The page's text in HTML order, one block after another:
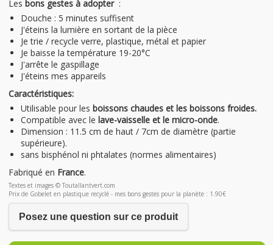
Les bons gestes à adopter:
Douche : 5 minutes suffisent
J'éteins la lumière en sortant de la pièce
Je trie / recycle verre, plastique, métal et papier
Je baisse la température 19-20°C
J'arrête le gaspillage
J'éteins mes appareils
Caractéristiques:
Utilisable pour les boissons chaudes et les boissons froides.
Compatible avec le lave-vaisselle et le micro-onde.
Dimension : 11.5 cm de haut / 7cm de diamètre (partie
supérieure).
sans bisphénol ni phtalates (normes alimentaires)
Fabriqué en France.
Textes et images © Toutallantvert.com
Prix de Gobelet en plastique recyclé - mes bons gestes pour la planète : 1.90€
Posez une question sur ce produit